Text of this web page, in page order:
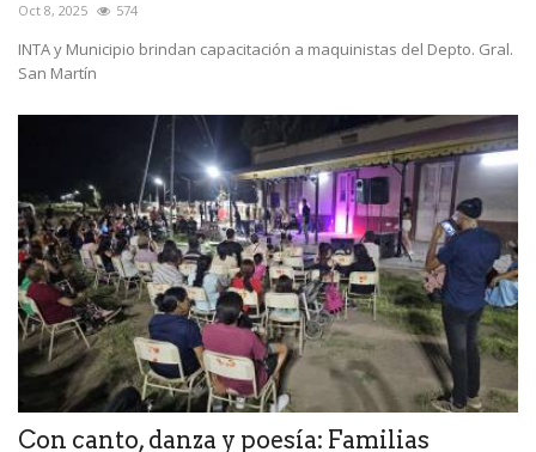
Oct 8, 2025 574
INTA y Municipio brindan capacitación a maquinistas del Depto. Gral.
San Martín
Con canto, danza y poesía: Familias